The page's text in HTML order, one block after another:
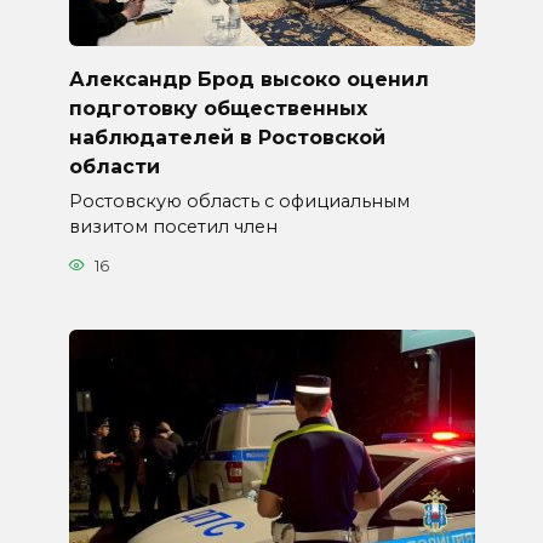
Александр Брод высоко оценил
подготовку общественных
наблюдателей в Ростовской
области
Ростовскую область с официальным
визитом посетил член
16